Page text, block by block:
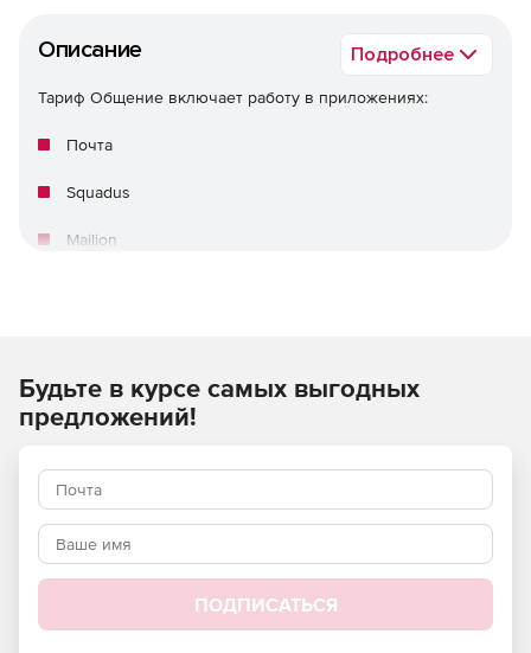
Описание Подробнее
Тариф Общение включает работу в приложениях:
Почта
Squadus
Mailion
Будьте в курсе самых выгодных
предложений!
ПОДПИСАТЬСЯ